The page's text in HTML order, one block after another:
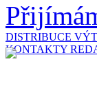
DISTRIBUCE
KONTAKTY